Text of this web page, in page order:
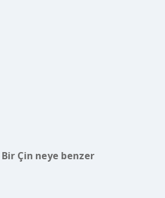
Bir Çin neye benzer